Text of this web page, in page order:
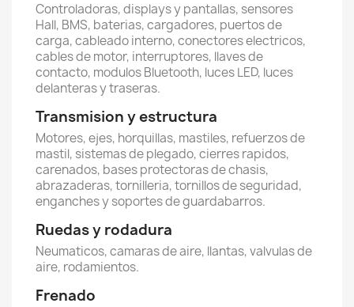
Controladoras, displays y pantallas, sensores
Hall, BMS, baterias, cargadores, puertos de
carga, cableado interno, conectores electricos,
cables de motor, interruptores, llaves de
contacto, modulos Bluetooth, luces LED, luces
delanteras y traseras.
Transmision y estructura
Motores, ejes, horquillas, mastiles, refuerzos de
mastil, sistemas de plegado, cierres rapidos,
carenados, bases protectoras de chasis,
abrazaderas, tornilleria, tornillos de seguridad,
enganches y soportes de guardabarros.
Ruedas y rodadura
Neumaticos, camaras de aire, llantas, valvulas de
aire, rodamientos.
Frenado